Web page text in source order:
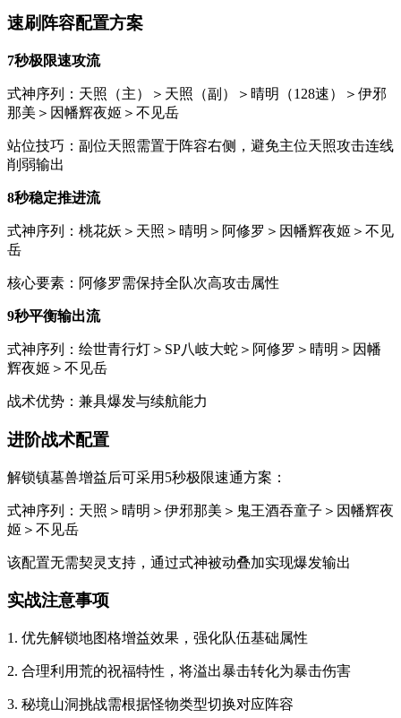
速刷阵容配置方案
7秒极限速攻流
式神序列：天照（主）＞天照（副）＞晴明（128速）＞伊邪
那美＞因幡辉夜姬＞不见岳
站位技巧：副位天照需置于阵容右侧，避免主位天照攻击连线
削弱输出
8秒稳定推进流
式神序列：桃花妖＞天照＞晴明＞阿修罗＞因幡辉夜姬＞不见
岳
核心要素：阿修罗需保持全队次高攻击属性
9秒平衡输出流
式神序列：绘世青行灯＞SP八岐大蛇＞阿修罗＞晴明＞因幡
辉夜姬＞不见岳
战术优势：兼具爆发与续航能力
进阶战术配置
解锁镇墓兽增益后可采用5秒极限速通方案：
式神序列：天照＞晴明＞伊邪那美＞鬼王酒吞童子＞因幡辉夜
姬＞不见岳
该配置无需契灵支持，通过式神被动叠加实现爆发输出
实战注意事项
1. 优先解锁地图格增益效果，强化队伍基础属性
2. 合理利用荒的祝福特性，将溢出暴击转化为暴击伤害
3. 秘境山洞挑战需根据怪物类型切换对应阵容